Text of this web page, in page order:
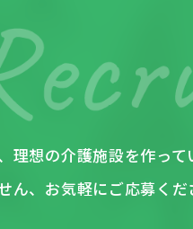
理想の介護施設を作っ
ん、お気軽にご応募くだ